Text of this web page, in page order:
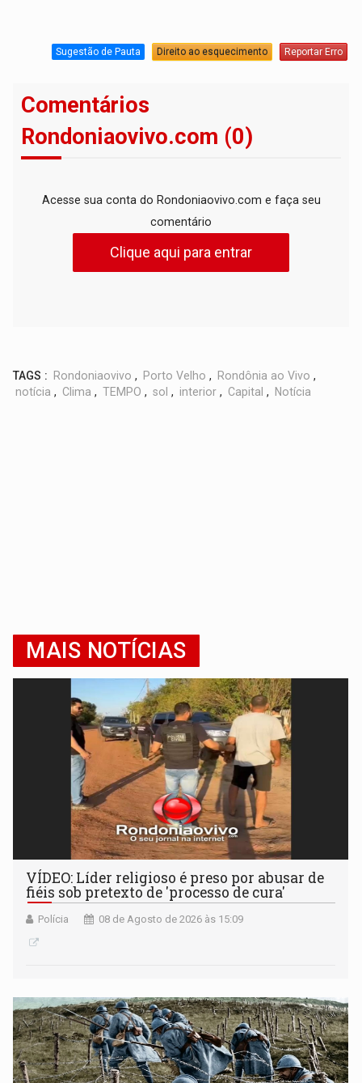
Sugestão de Pauta Direito ao esquecimento Reportar Erro
Comentários
Rondoniaovivo.com (0)
Acesse sua conta do Rondoniaovivo.com e faça seu
comentário
Clique aqui para entrar
TAGS : Rondoniaovivo , Porto Velho , Rondônia ao Vivo ,
notícia , Clima , TEMPO , sol , interior , Capital , Notícia
MAIS NOTÍCIAS
VÍDEO: Líder religioso é preso por abusar de
fiéis sob pretexto de 'processo de cura'
Polícia 08 de Agosto de 2026 às 15:09